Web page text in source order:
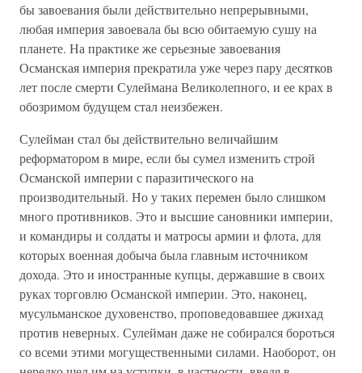
бы завоевания были действительно непрерывными,
любая империя завоевала бы всю обитаемую сушу на
планете. На практике же серьезные завоевания
Османская империя прекратила уже через пару десятков
лет после смерти Сулеймана Великолепного, и ее крах в
обозримом будущем стал неизбежен.
Сулейман стал бы действительно величайшим
реформатором в мире, если бы сумел изменить строй
Османской империи с паразитического на
производительный. Но у таких перемен было слишком
много противников. Это и высшие сановники империи,
и командиры и солдаты и матросы армии и флота, для
которых военная добыча была главным источником
дохода. Это и иностранные купцы, державшие в своих
руках торговлю Османской империи. Это, наконец,
мусульманское духовенство, проповедовавшее джихад
против неверных. Сулейман даже не собирался бороться
со всеми этими могущественными силами. Наоборот, он